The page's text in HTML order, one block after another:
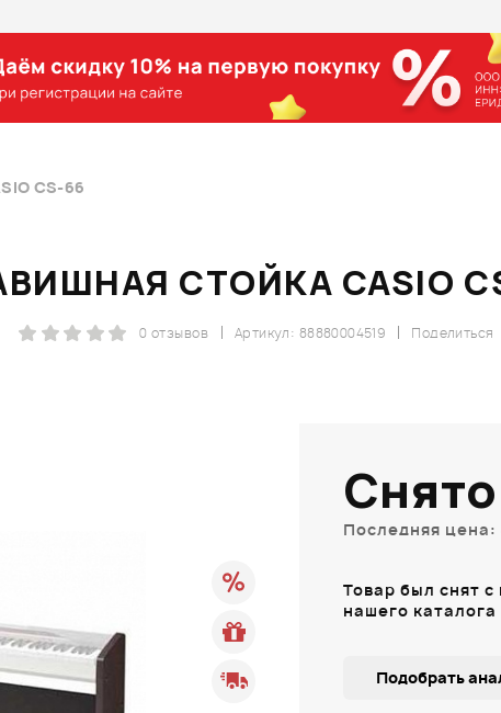
CS-66
СТОЙКА CASIO
Поделиться
Артикул: 88880004519
0 отзывов
Последняя цена:
Товар был снят
нашего каталога
Подобрать